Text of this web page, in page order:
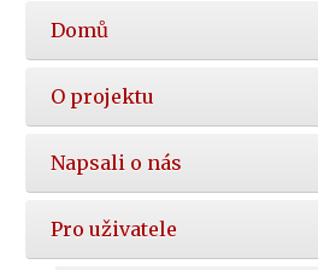
Hlavní
nabídka
Domů
O projektu
Napsali o nás
Pro uživatele